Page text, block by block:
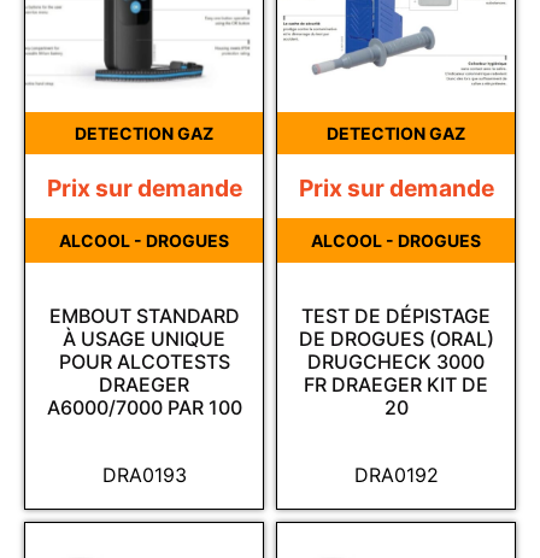
DETECTION GAZ
DRA0193
EMBOUT STANDARD
À USAGE UNIQUE
POUR ALCOTESTS
DRAEGER
A6000/7000 PAR 100
Prix sur demande
ALCOOL - DROGUES
DETECTION GAZ
DRA0192
TEST DE DÉPISTAGE
DE DROGUES (ORAL)
DRUGCHECK 3000
FR DRAEGER KIT DE
20
Prix sur demande
ALCOOL - DROGUES